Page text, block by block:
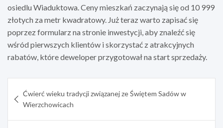
osiedlu Wiaduktowa. Ceny mieszkań zaczynają się od 10 999
złotych za metr kwadratowy. Już teraz warto zapisać się
poprzez formularz na stronie inwestycji, aby znaleźć się
wśród pierwszych klientów i skorzystać z atrakcyjnych
rabatów, które deweloper przygotował na start sprzedaży.
wpisu
Ćwierć wieku tradycji związanej ze Świętem Sadów w
Wierzchowicach